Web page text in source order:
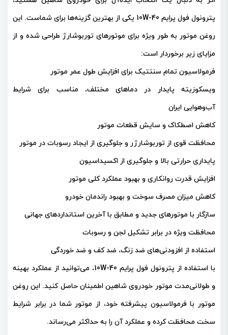
پترونول فول پرایم 10W-40 یکی از بهترین گزینه‌ها برای شماست. این
روغن موتور به طور ویژه برای موتورهای توربوشارژ طراحی شده و از
مزایای زیر برخوردار است:
فرمولاسیون تمام سنتتیک برای افزایش طول عمر موتور
ویسکوزیته پایدار در دماهای مختلف، مناسب برای شرایط
آب‌وهوایی ایران
کاهش اصطکاک و سایش قطعات موتور
محافظت قوی از توربوشارژر و جلوگیری از ایجاد رسوبات در موتور
پایداری حرارتی بالا و جلوگیری از اکسیداسیون
افزایش قدرت روانکاری و بهبود عملکرد کلی موتور
کاهش میزان مصرف سوخت و بهبود راندمان خودرو
سازگار با موتورهای جدید و مطابق با آخرین استانداردهای جهانی
محافظت ویژه در برابر تشکیل لجن و رسوبات
استفاده از افزودنی‌های ضد زنگ، ضد کف و ضد خوردگی
با استفاده از پترونول فول پرایم 10W-40، می‌توانید از عملکرد بهینه
و طولانی‌مدت موتور خودروی شاهین اطمینان حاصل کنید. این روغن
موتور با فرمولاسیون پیشرفته خود، از موتور شما در برابر شرایط
سخت محافظت کرده و عملکرد آن را به حداکثر می‌رساند.